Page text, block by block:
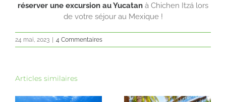
réserver une excursion au Yucatan à Chichen Itzá lors
de votre séjour au Mexique !
24 mai, 2023 | 4 Commentaires
Articles similaires